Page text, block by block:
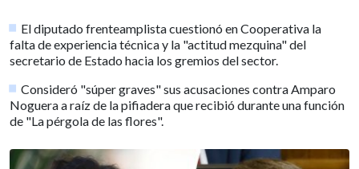
El diputado frenteamplista cuestionó en Cooperativa la
falta de experiencia técnica y la "actitud mezquina" del
secretario de Estado hacia los gremios del sector.
Consideró "súper graves" sus acusaciones contra Amparo
Noguera a raíz de la pifiadera que recibió durante una función
de "La pérgola de las flores".